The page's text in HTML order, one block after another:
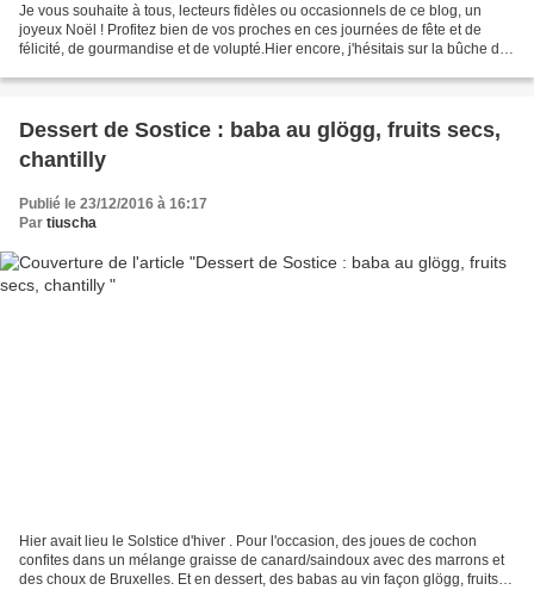
Je vous souhaite à tous, lecteurs fidèles ou occasionnels de ce blog, un
joyeux Noël ! Profitez bien de vos proches en ces journées de fête et de
félicité, de gourmandise et de volupté.Hier encore, j'hésitais sur la bûche de
Dessert de Sostice : baba au glögg, fruits secs,
chantilly
Publié le 23/12/2016 à 16:17
Par tiuscha
Hier avait lieu le Solstice d'hiver . Pour l'occasion, des joues de cochon
confites dans un mélange graisse de canard/saindoux avec des marrons et
des choux de Bruxelles. Et en dessert, des babas au vin façon glögg, fruits